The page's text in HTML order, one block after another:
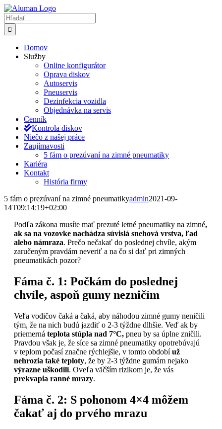
Skip
to
content
Hľadať:
Domov
Služby
Online konfigurátor
Oprava diskov
Autoservis
Pneuservis
Dezinfekcia vozidla
Objednávka na servis
Cenník
Kontrola diskov
Niečo z našej práce
Zaujímavosti
5 fám o prezúvaní na zimné pneumatiky
Kariéra
Kontakt
História firmy
5 fám o prezúvaní na zimné pneumatikyadmin2021-09-
14T09:14:19+02:00
Podľa zákona musíte mať prezuté letné pneumatiky na zimné,
ak sa na vozovke nachádza súvislá snehová vrstva, ľad
alebo námraza. Prečo nečakať do poslednej chvíle, akým
zaručeným pravdám neveriť a na čo si dať pri zimných
pneumatikách pozor?
Fáma č. 1: Počkám do poslednej
chvíle, aspoň gumy nezničím
Veľa vodičov čaká a čaká, aby náhodou zimné gumy neničili
tým, že na nich budú jazdiť o 2-3 týždne dlhšie. Veď ak by
priemerná teplota stúpla nad 7°C, pneu by sa úplne zničili.
Pravdou však je, že síce sa zimné pneumatiky opotrebúvajú
v teplom počasí značne rýchlejšie, v tomto obdobíuž
nehrozia také teploty, že by 2-3 týždne gumám nejako
výrazne uškodili. Oveľa väčším rizikom je, že vás
prekvapia ranné mrazy.
Fáma č. 2: S pohonom 4×4 môžem
čakať aj do prvého mrazu